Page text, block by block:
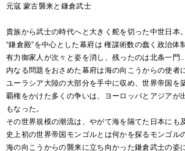
元寇 蒙古襲来と鎌倉武士
貴族から武士の時代へと大きく舵を切った中世日本。
“鎌倉殿”を中心とした幕府は 権謀術数の蠢く政治体
有力御家人が次々と姿を消し、残ったのは北条一門
内なる問題をおさめた幕府は海の向こうからの使者
ユーラシア大陸の大部分を手中に収め、世界帝国を
覇権をかけた多くの争いは、ヨーロッパとアジアが
もなった。
その世界規模の潮流は、やがて海を隔てた日本にも
史上初の世界帝国モンゴルとは何かを探るモンゴル
海の向こうからの襲来に立ち向かった鎌倉武士の姿